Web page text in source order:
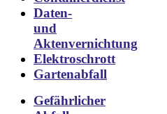
Daten-
und
Aktenvernichtung
Elektroschrott
Gartenabfall
Gefährlicher